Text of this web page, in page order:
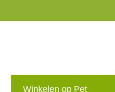
Winkelen op Pet